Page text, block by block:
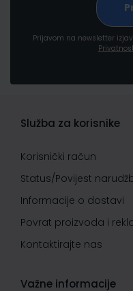
Prijavom na newsletter
Služba za korisnike
Korisnički račun
Status/Povijest
Informacije o dostavi
Povrat proizvoda i
Kontaktirajte nas
Važne informacije